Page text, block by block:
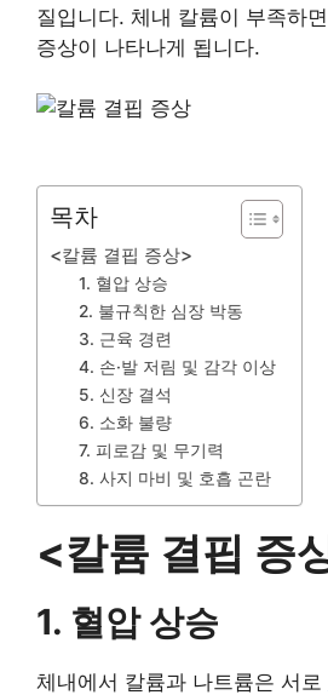
질입니다. 체내 칼륨이 부족하
증상이 나타나게 됩니다.
목차
<칼륨 결핍 증상>
1. 혈압 상승
2. 불규칙한 심장 박동
3. 근육 경련
4. 손·발 저림 및 감각 이상
5. 신장 결석
6. 소화 불량
7. 피로감 및 무기력
8. 사지 마비 및 호흡 곤란
<칼륨 결핍 증
1. 혈압 상승
체내에서 칼륨과 나트륨은 서로